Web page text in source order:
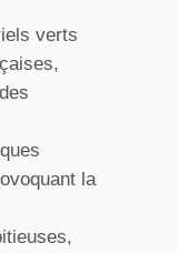
verts
la